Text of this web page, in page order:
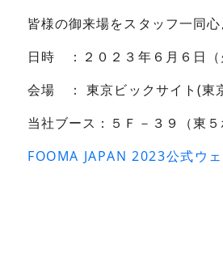
皆様の御来場をスタッフ一同
日時 ：２０２３年６月６日（
会場 ： 東京ビックサイト(東
当社ブース：５Ｆ－３９（東
FOOMA JAPAN 2023公式ウ